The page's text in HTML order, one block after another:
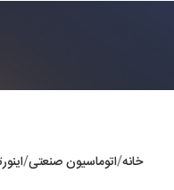
خانه اتوماسیون صنعتی